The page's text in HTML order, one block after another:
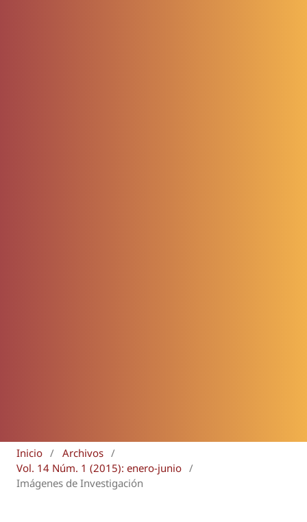
Inicio / Archivos /
Vol. 14 Núm. 1 (2015): enero-junio /
Imágenes de Investigación